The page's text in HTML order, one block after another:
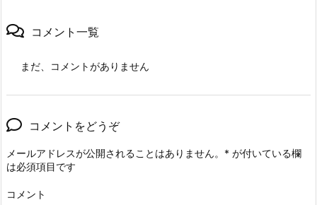
コメント一覧
まだ、コメントがありません
コメントをどうぞ
メールアドレスが公開されることはありません。 * が付いている欄
は必須項目です
コメント